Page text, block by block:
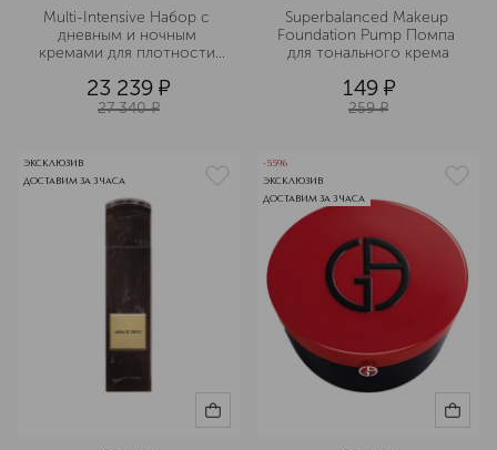
Multi-Intensive Набор с
дневным и ночным
кремами для плотности
23 239 ¤
27 340 ¤
Superbalanced Makeup
Foundation Pump Помпа
для тонального крема
149 ¤
259 ¤
ЭКСКЛЮЗИВ
ДОСТАВИМ ЗА 3 ЧАСА
-55%
ЭКСКЛЮЗИВ
ДОСТАВИМ ЗА 3 ЧАСА